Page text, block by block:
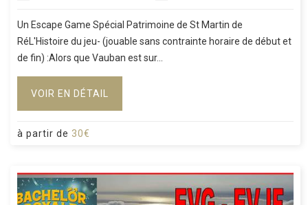
Un Escape Game Spécial Patrimoine de St Martin de
RéL'Histoire du jeu- (jouable sans contrainte horaire de début et
de fin) :Alors que Vauban est sur...
VOIR EN DÉTAIL
à partir de 30€